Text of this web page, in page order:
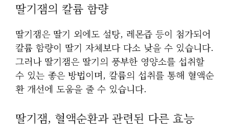
딸기잼의 칼륨 함량
딸기잼은 딸기 외에도 설탕, 레몬즙 등이 첨가되어
칼륨 함량이 딸기 자체보다 다소 낮을 수 있습니다.
그러나 딸기잼은 딸기의 풍부한 영양소를 섭취할
수 있는 좋은 방법이며, 칼륨의 섭취를 통해 혈액순
환 개선에 도움을 줄 수 있습니다.
딸기잼, 혈액순환과 관련된 다른 효능